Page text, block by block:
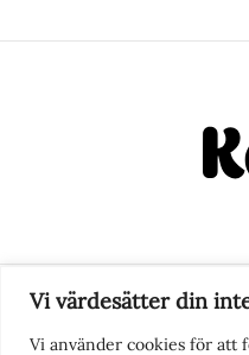
Vi värdesätter din
Vi använder cookies för att